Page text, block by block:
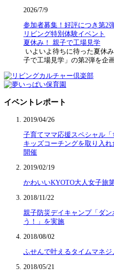
2026/7/9
参加者募集！好評につき第2
リビング特別体験イベント
夏休み！ 親子で工場見学
いよいよ待ちに待った夏休
子で工場見学」の第2弾を企
イベントレポート
2019/04/26
子育てママ応援スペシャル
キッズコーチングを取り入
開催
2019/02/19
かわいいKYOTO大人女子旅
2018/11/22
親子防災デイキャンプ「ダ
う！」を実施
2018/08/02
ふせんで叶えるタイムマネジ
2018/05/21